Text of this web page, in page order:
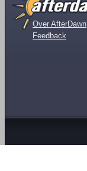
Over AfterDawn
Feedback